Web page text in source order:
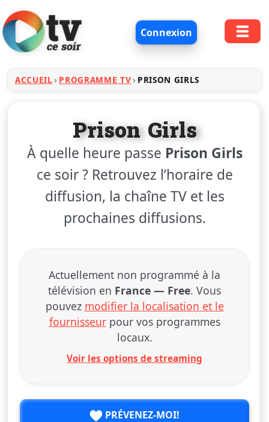
Connexion
ACCUEIL PROGRAMME TV PRISON GIRLS
Prison Girls
À quelle heure passe Prison Girls
ce soir ? Retrouvez l’horaire de
diffusion, la chaîne TV et les
prochaines diffusions.
Actuellement non programmé à la
télévision en France — Free. Vous
pouvez modifier la localisation et le
fournisseurpour vos programmes
locaux.
Voir les options de streaming
PRÉVENEZ-MOI!